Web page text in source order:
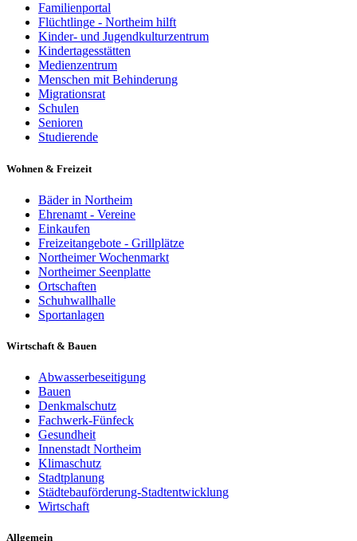
Familienportal
Flüchtlinge - Northeim hilft
Kinder- und Jugendkulturzentrum
Kindertagesstätten
Medienzentrum
Menschen mit Behinderung
Migrationsrat
Schulen
Senioren
Studierende
Wohnen & Freizeit
Bäder in Northeim
Ehrenamt - Vereine
Einkaufen
Freizeitangebote - Grillplätze
Northeimer Wochenmarkt
Northeimer Seenplatte
Ortschaften
Schuhwallhalle
Sportanlagen
Wirtschaft & Bauen
Abwasserbeseitigung
Bauen
Denkmalschutz
Fachwerk-Fünfeck
Gesundheit
Innenstadt Northeim
Klimaschutz
Stadtplanung
Städtebauförderung-Stadtentwicklung
Wirtschaft
Allgemein